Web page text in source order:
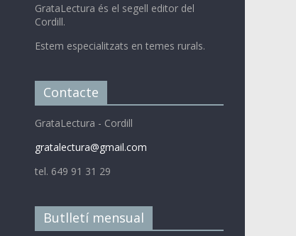
GrataLectura és el segell editor del
Cordill.
Estem especialitzats en temes rurals.
Contacte
GrataLectura - Cordill
gratalectura@gmail.com
tel. 649 91 31 29
Butlletí mensual